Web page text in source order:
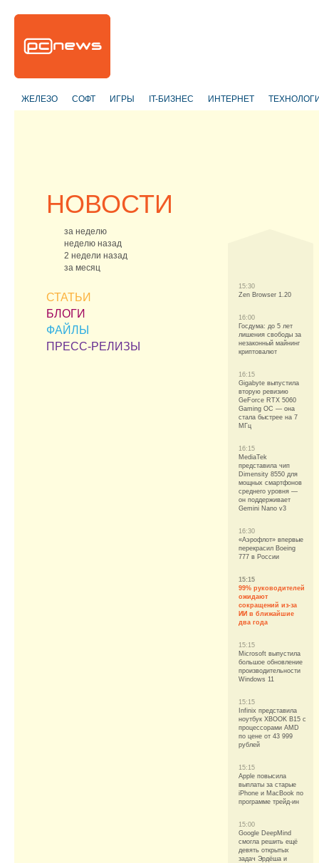
ЖЕЛЕЗО СОФТ ИГРЫ IT-БИЗНЕС ИНТЕРНЕТ
НОВОСТИ
за неделю
неделю назад
2 недели назад
за месяц
СТАТЬИ
БЛОГИ
ФАЙЛЫ
ПРЕСС-РЕЛИЗЫ
15:30
Zen Browser 1.20
16:00
Госдума: до 5 лет
лишения свободы за
незаконный майнинг
криптовалют
16:15
Gigabyte выпустила
вторую ревизию
GeForce RTX 5060
Gaming OC — она
стала быстрее на 7
МГц
16:15
MediaTek
представила чип
Dimensity 8550 для
мощных смартфонов
среднего уровня —
он поддерживает
Gemini Nano v3
16:30
«Аэрофлот» впервые
перекрасил Boeing
777 в России
15:15
99% руководителей
ожидают
сокращений из-за
ИИ в ближайшие
два года
15:15
Microsoft выпустила
большое обновление
производительности
Windows 11
15:15
Infinix представила
ноутбук XBOOK B15 с
процессорами AMD
по цене от 43 999
рублей
15:15
Apple повысила
выплаты за старые
iPhone и MacBook по
программе трейд-ин
15:00
Google DeepMind
смогла решить ещё
девять открытых
задач Эрдёша и